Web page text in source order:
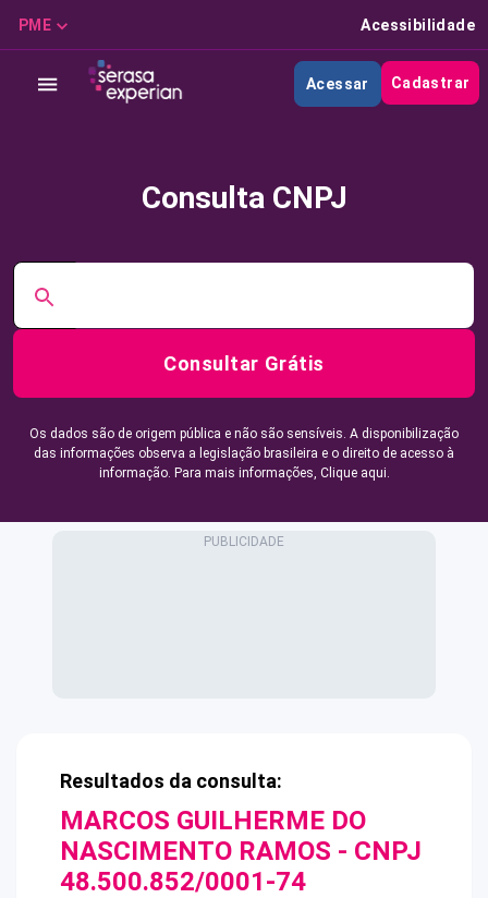
PME Acessibilidade
Acessar Cadastrar
Consulta CNPJ
Consultar Grátis
Os dados são de origem pública e não são sensíveis. A disponibilização
das informações observa a legislação brasileira e o direito de acesso à
informação. Para mais informações, Clique aqui.
Resultados da consulta:
MARCOS GUILHERME DO
NASCIMENTO RAMOS - CNPJ
48.500.852/0001-74